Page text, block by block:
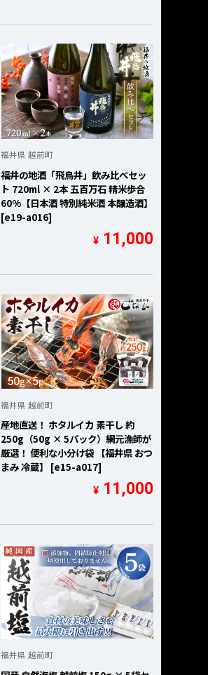
福井県 越前町
福井の地酒「飛鳥井」飲み比べセッ
ト 720ml × 2本 五百万石 精米歩合
60%【日本酒 特別純米酒 本醸造酒】
[e19-a016]
¥ 11,000
福井県 越前町
産地直送！ ホタルイカ 素干し 約
250g（50g × 5パック）網元漁師が
厳選！ 便利な小分け袋 【福井県 おつ
まみ 冷蔵】 [e15-a017]
¥ 11,000
福井県 越前町